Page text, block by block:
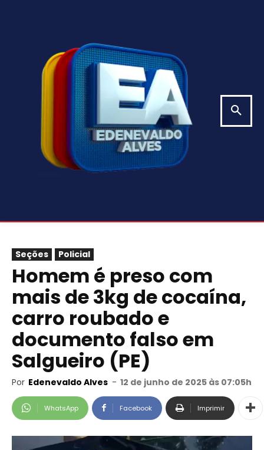
Seções Policial
Homem é preso com
mais de 3kg de cocaína,
carro roubado e
documento falso em
Salgueiro (PE)
Por Edenevaldo Alves - 12 de junho de 2025 às 07:05h
WhatsApp Facebook Imprimir